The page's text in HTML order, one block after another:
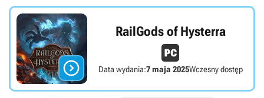

RailGods of Hysterra
Data wydania:7 maja 2025Wczesny dostęp